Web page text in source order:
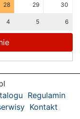
28 29 30
4 5 6
Regulamin
Kontakt